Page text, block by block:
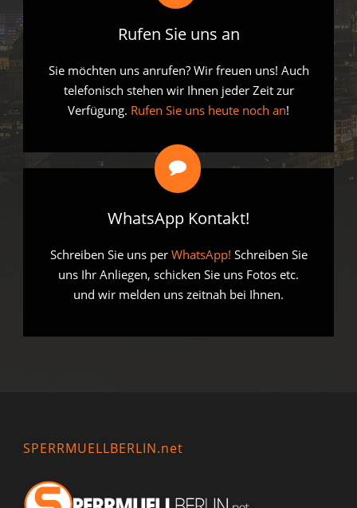
Rufen Sie uns an
Sie möchten uns anrufen? Wir freuen uns! Auch
telefonisch stehen wir Ihnen jeder Zeit zur
Verfügung. Rufen Sie uns heute noch an!
WhatsApp Kontakt!
Schreiben Sie uns per WhatsApp! Schreiben Sie
uns Ihr Anliegen, schicken Sie uns Fotos etc.
und wir melden uns zeitnah bei Ihnen.
SPERRMUELLBERLIN.net